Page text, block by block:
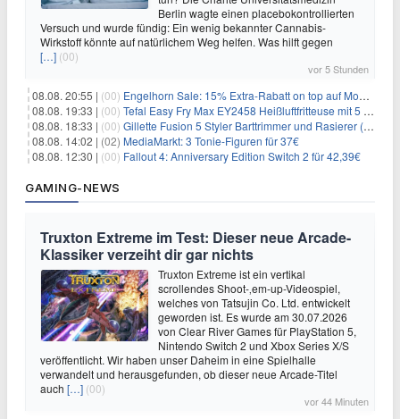
Berlin wagte einen placebokontrollierten
Versuch und wurde fündig: Ein wenig bekannter Cannabis-
Wirkstoff könnte auf natürlichem Weg helfen. Was hilft gegen
[…] (00)
vor 5 Stunden
08.08. 20:55 | (00) Engelhorn Sale: 15% Extra-Rabatt on top auf Mode- und Sport-Artikel
08.08. 19:33 | (00) Tefal Easy Fry Max EY2458 Heißluftfritteuse mit 5 Litern für 64,99€
08.08. 18:33 | (00) Gillette Fusion 5 Styler Barttrimmer und Rasierer (All in One) für 16€
08.08. 14:02 | (02) MediaMarkt: 3 Tonie-Figuren für 37€
08.08. 12:30 | (00) Fallout 4: Anniversary Edition Switch 2 für 42,39€
GAMING-NEWS
Truxton Extreme im Test: Dieser neue Arcade-
Klassiker verzeiht dir gar nichts
Truxton Extreme ist ein vertikal
scrollendes Shoot-‚em-up-Videospiel,
welches von Tatsujin Co. Ltd. entwickelt
geworden ist. Es wurde am 30.07.2026
von Clear River Games für PlayStation 5,
Nintendo Switch 2 und Xbox Series X/S
veröffentlicht. Wir haben unser Daheim in eine Spielhalle
verwandelt und herausgefunden, ob dieser neue Arcade-Titel
auch […] (00)
vor 44 Minuten